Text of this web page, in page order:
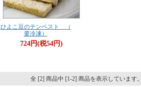
ひよこ豆のテンペスト （
要冷凍）
724円(税54円)
全 [2] 商品中 [1-2] 商品を表示しています